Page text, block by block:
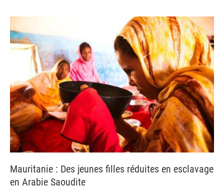
Mauritanie : Des jeunes filles réduites en esclavage
en Arabie Saoudite